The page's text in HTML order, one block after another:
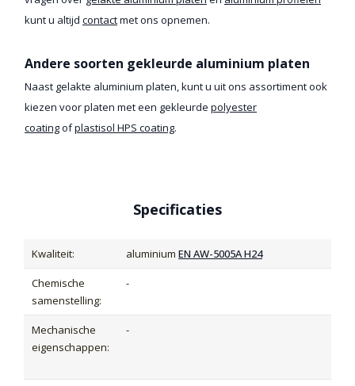
kunt u altijd contactmet ons opnemen.
Andere soorten gekleurde aluminium platen
Naast gelakte aluminium platen, kunt u uit ons assortiment ook
kiezen voor platen met een gekleurde polyester
coatingofplastisol HPS coating.
Specificaties
Kwaliteit: aluminium EN AW-5005A H24
Chemische
samenstelling:
-
Mechanische
eigenschappen:
-